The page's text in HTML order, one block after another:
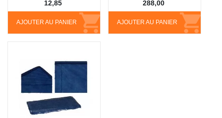
AJOUTER AU PANIER
12,85
AJOUTER AU PANIER
288,00